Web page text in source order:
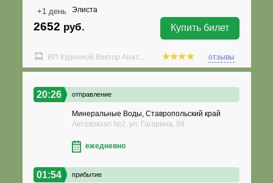
+1 день Элиста
2652 руб. Купить билет
ИП Куренной Виктор Анат... отзывы
20:26 отправление
Минеральные Воды, Ставропольский край
Автовокзал №2, ул. Гагарина, 98
ежедневно
01:54 прибытие